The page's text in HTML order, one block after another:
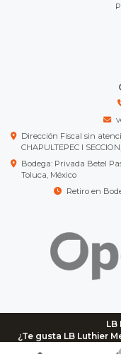
Dirección Fiscal sin
CHAPULTEPEC I
Bodega: Privada Betel
Toluca, México
Retiro en
LB
¿Te gusta LB Luthier
más de